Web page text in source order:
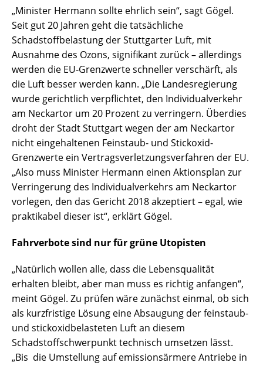
„Minister Hermann sollte ehrlich sein“, sagt Gögel.
Seit gut 20 Jahren geht die tatsächliche
Schadstoffbelastung der Stuttgarter Luft, mit
Ausnahme des Ozons, signifikant zurück – allerdings
werden die EU-Grenzwerte schneller verschärft, als
die Luft besser werden kann. „Die Landesregierung
wurde gerichtlich verpflichtet, den Individualverkehr
am Neckartor um 20 Prozent zu verringern. Überdies
droht der Stadt Stuttgart wegen der am Neckartor
nicht eingehaltenen Feinstaub- und Stickoxid-
Grenzwerte ein Vertragsverletzungsverfahren der EU.
„Also muss Minister Hermann einen Aktionsplan zur
Verringerung des Individualverkehrs am Neckartor
vorlegen, den das Gericht 2018 akzeptiert – egal, wie
praktikabel dieser ist“, erklärt Gögel.
Fahrverbote sind nur für grüne Utopisten
„Natürlich wollen alle, dass die Lebensqualität
erhalten bleibt, aber man muss es richtig anfangen“,
meint Gögel. Zu prüfen wäre zunächst einmal, ob sich
als kurzfristige Lösung eine Absaugung der feinstaub-
und stickoxidbelasteten Luft an diesem
Schadstoffschwerpunkt technisch umsetzen lässt.
„Bis die Umstellung auf emissionsärmere Antriebe in